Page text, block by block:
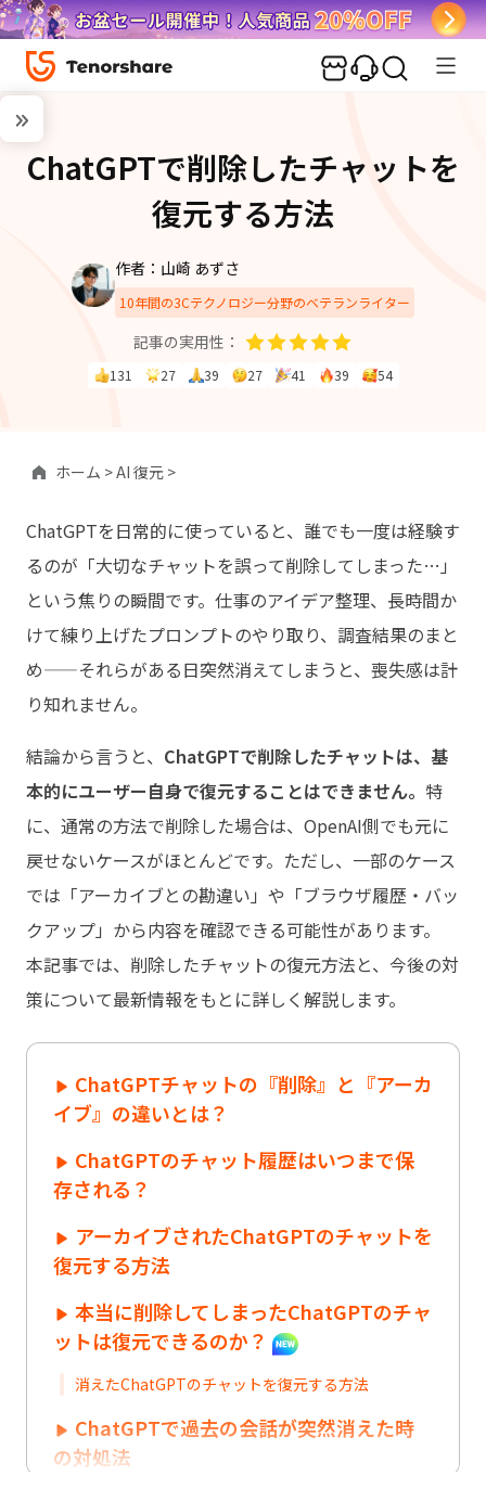
ChatGPTで削除したチャットを
復元する方法
作者：山崎 あずさ
10年間の3Cテクノロジー分野のベテランライター
記事の実用性：
131 27 39 27 41 39 54
ホーム >AI 復元 >
ChatGPTを日常的に使っていると、誰でも一度は経験す
るのが「大切なチャットを誤って削除してしまった…」
という焦りの瞬間です。仕事のアイデア整理、長時間か
けて練り上げたプロンプトのやり取り、調査結果のまと
め——それらがある日突然消えてしまうと、喪失感は計
り知れません。
結論から言うと、 ChatGPTで削除したチャットは、基
本的にユーザー自身で復元することはできません。 特
に、通常の方法で削除した場合は、OpenAI側でも元に
戻せないケースがほとんどです。ただし、一部のケース
では「アーカイブとの勘違い」や「ブラウザ履歴・バッ
クアップ」から内容を確認できる可能性があります。
本記事では、削除したチャットの復元方法と、今後の対
策について最新情報をもとに詳しく解説します。
ChatGPTチャットの『削除』と『アーカ
イブ』の違いとは？
ChatGPTのチャット履歴はいつまで保
存される？
アーカイブされたChatGPTのチャットを
復元する方法
本当に削除してしまったChatGPTのチャ
ットは復元できるのか？
消えたChatGPTのチャットを復元する方法
ChatGPTで過去の会話が突然消えた時
の対処法